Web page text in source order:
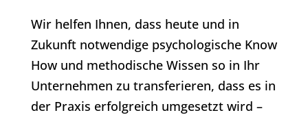
Wir helfen Ihnen, dass heute und in
Zukunft notwendige psychologische Know
How und methodische Wissen so in Ihr
Unternehmen zu transferieren, dass es in
der Praxis erfolgreich umgesetzt wird –